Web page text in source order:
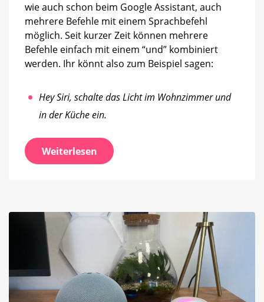
wie auch schon beim Google Assistant, auch
mehrere Befehle mit einem Sprachbefehl
möglich. Seit kurzer Zeit können mehrere
Befehle einfach mit einem “und” kombiniert
werden. Ihr könnt also zum Beispiel sagen:
Hey Siri, schalte das Licht im Wohnzimmer und
in der Küche ein.
Weiterlesen